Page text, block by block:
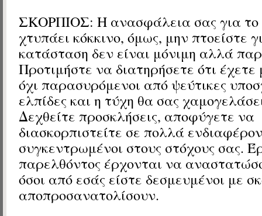
ΣΚΟΡΠΙΟΣ: Η ανασφάλεια σας για το
χτυπάει κόκκινο, όμως, μην πτοείστε
κατάσταση δεν είναι μόνιμη αλλά
Προτιμήστε να διατηρήσετε ότι έχετε
όχι παρασυρόμενοι από ψεύτικες
ελπίδες και η τύχη θα σας
Δεχθείτε προσκλήσεις, αποφύγετε να
διασκορπιστείτε σε πολλά
συγκεντρωμένοι στους στόχους σας.
παρελθόντος έρχονται να
όσοι από εσάς είστε δεσμευμένοι με
αποπροσανατολίσουν.